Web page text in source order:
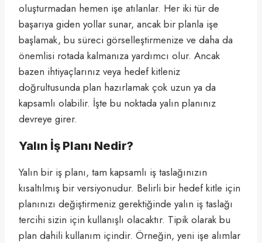
oluşturmadan hemen işe atılanlar. Her iki tür de
başarıya giden yollar sunar, ancak bir planla işe
başlamak, bu süreci görselleştirmenize ve daha da
önemlisi rotada kalmanıza yardımcı olur. Ancak
bazen ihtiyaçlarınız veya hedef kitleniz
doğrultusunda plan hazırlamak çok uzun ya da
kapsamlı olabilir. İşte bu noktada yalın planınız
devreye girer.
Yalın İş Planı Nedir?
Yalın bir iş planı, tam kapsamlı iş taslağınızın
kısaltılmış bir versiyonudur. Belirli bir hedef kitle için
planınızı değiştirmeniz gerektiğinde yalın iş taslağı
tercihi sizin için kullanışlı olacaktır. Tipik olarak bu
plan dahili kullanım içindir. Örneğin, yeni işe alımlar